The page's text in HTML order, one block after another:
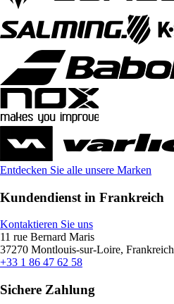
Entdecken Sie alle unsere Marken
Kundendienst in Frankreich
Kontaktieren Sie uns
11 rue Bernard Maris
37270 Montlouis-sur-Loire, Frankreich
+33 1 86 47 62 58
Sichere Zahlung